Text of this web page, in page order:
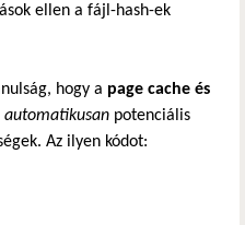
ellen a fájl-hash-ek
hogy a page cache és
automatikusan potenciális
Az ilyen kódot: